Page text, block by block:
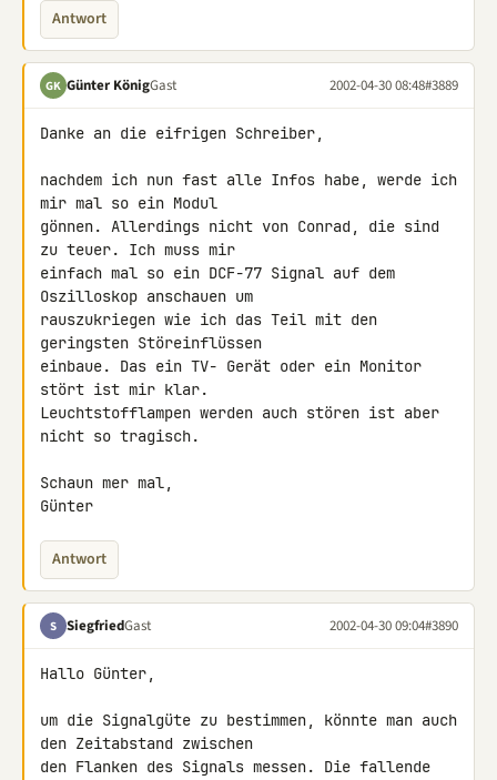
Antwort
GK Günter KönigGast 2002-04-30 08:48#3889
Danke an die eifrigen Schreiber,
nachdem ich nun fast alle Infos habe, werde ich
mir mal so ein Modul
gönnen. Allerdings nicht von Conrad, die sind
zu teuer. Ich muss mir
einfach mal so ein DCF-77 Signal auf dem
Oszilloskop anschauen um
rauszukriegen wie ich das Teil mit den
geringsten Störeinflüssen
einbaue. Das ein TV- Gerät oder ein Monitor
stört ist mir klar.
Leuchtstofflampen werden auch stören ist aber
nicht so tragisch.
Schaun mer mal,
Günter
Antwort
S SiegfriedGast 2002-04-30 09:04#3890
Hallo Günter,
um die Signalgüte zu bestimmen, könnte man auch
den Zeitabstand zwischen
den Flanken des Signals messen. Die fallende